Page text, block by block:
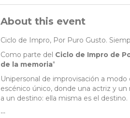
About this event
Ciclo de Impro, Por Puro Gusto.
Como parte del Ciclo de Impro de
de la memoria"
Unipersonal de improvisación a
escénico único, donde una actriz y
a un destino: ella misma es el destino.
--